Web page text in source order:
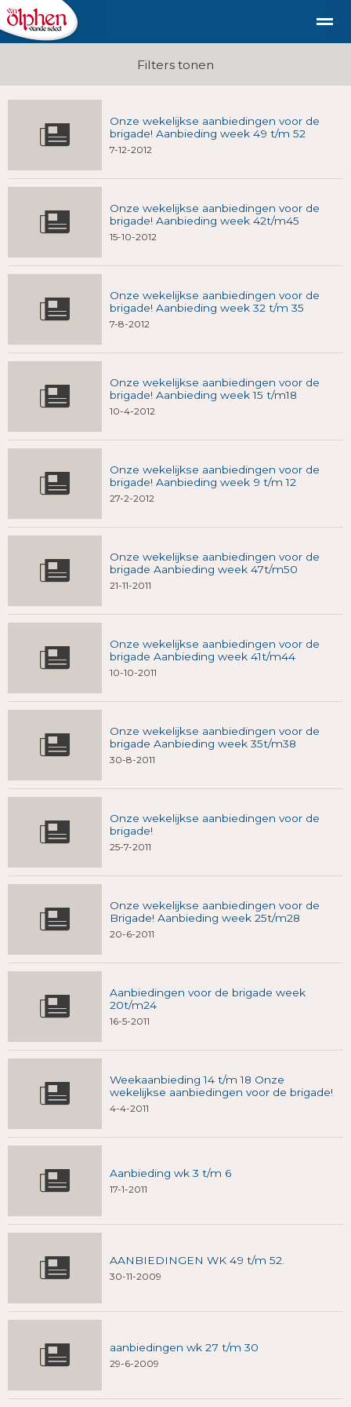
duurzaam diervriendelijk vlees uit de
Shop Nieuws Bellen E-mail
Filters tonen
Onze wekelijkse aanbiedingen voor de
brigade! Aanbieding week 49 t/m 52
7-12-2012
Onze wekelijkse aanbiedingen voor de
brigade! Aanbieding week 42t/m45
15-10-2012
Onze wekelijkse aanbiedingen voor de
brigade! Aanbieding week 32 t/m 35
7-8-2012
Onze wekelijkse aanbiedingen voor de
brigade! Aanbieding week 15 t/m18
10-4-2012
Onze wekelijkse aanbiedingen voor de
brigade! Aanbieding week 9 t/m 12
27-2-2012
Onze wekelijkse aanbiedingen voor de
brigade Aanbieding week 47t/m50
21-11-2011
Onze wekelijkse aanbiedingen voor de
brigade Aanbieding week 41t/m44
10-10-2011
Onze wekelijkse aanbiedingen voor de
brigade Aanbieding week 35t/m38
30-8-2011
Onze wekelijkse aanbiedingen voor de
brigade!
25-7-2011
Onze wekelijkse aanbiedingen voor de
Brigade! Aanbieding week 25t/m28
20-6-2011
Aanbiedingen voor de brigade week
20t/m24
16-5-2011
Weekaanbieding 14 t/m 18 Onze
wekelijkse aanbiedingen voor de brigade!
4-4-2011
Aanbieding wk 3 t/m 6
17-1-2011
AANBIEDINGEN WK 49 t/m 52.
30-11-2009
aanbiedingen wk 27 t/m 30
29-6-2009